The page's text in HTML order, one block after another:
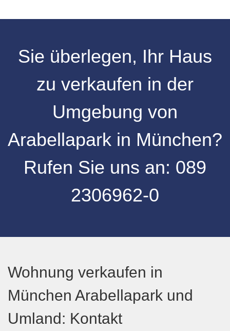
Sie überlegen, Ihr Haus
zu verkaufen in der
Umgebung von
Arabellapark in München?
Rufen Sie uns an: 089
2306962-0
Wohnung verkaufen in
München Arabellapark und
Umland: Kontakt